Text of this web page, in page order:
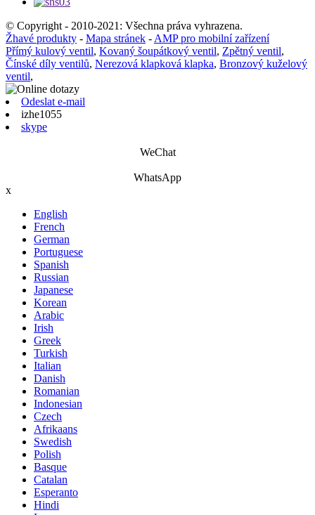
© Copyright - 2010-2021: Všechna práva vyhrazena.
Žhavé produkty - Mapa stránek - AMP pro mobilní zařízení
Přímý kulový ventil, Kovaný šoupátkový ventil, Zpětný ventil,
Čínské díly ventilů, Nerezová klapková klapka, Bronzový kuželový
ventil,
Odeslat e-mail
izhe1055
skype
WeChat
WhatsApp
x
English
French
German
Portuguese
Spanish
Russian
Japanese
Korean
Arabic
Irish
Greek
Turkish
Italian
Danish
Romanian
Indonesian
Czech
Afrikaans
Swedish
Polish
Basque
Catalan
Esperanto
Hindi